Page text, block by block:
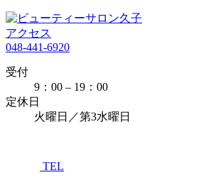
アクセス
048-441-6920
受付
9：00 – 19：00
定休日
火曜日／第3水曜日
TEL